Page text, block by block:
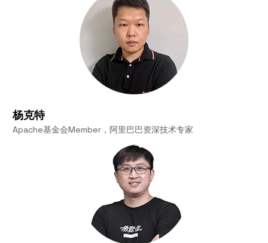
杨克特
Apache基金会Member，阿里巴巴资深技术专家